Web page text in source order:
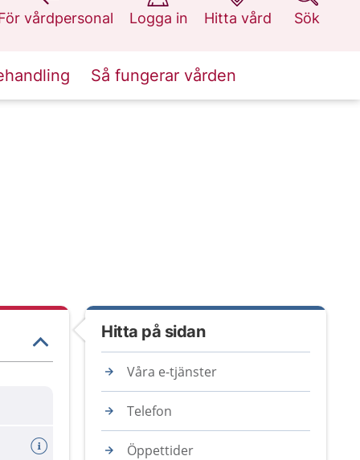
vårdpersonal
Logga in
Hitta vård
Sök
Så fungerar vården
Hitta på sidan
Våra e-tjänster
Telefon
Öppettider